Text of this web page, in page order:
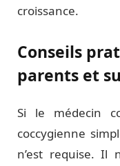
croissance.
Conseils
parents et
Si le médecin
coccygienne
n’est requise. Il